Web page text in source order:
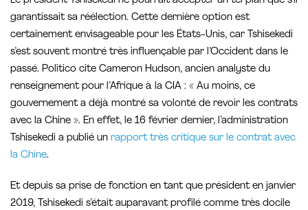
garantissait sa réélection. Cette dernière option est
certainement envisageable pour les États-Unis, car Tshisekedi
s’est souvent montré très influençable par l’Occident dans le
passé. Politico cite Cameron Hudson, ancien analyste du
renseignement pour l’Afrique à la CIA : « Au moins, ce
gouvernement a déjà montré sa volonté de revoir les contrats
avec la Chine ». En effet, le 16 février dernier, l’administration
Tshisekedi a publié un rapport très critique sur le contrat avec
la Chine.
Et depuis sa prise de fonction en tant que président en janvier
2019, Tshisekedi s’était auparavant profilé comme très docile